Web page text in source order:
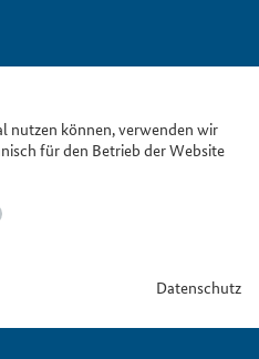
nutzen können, verwenden wir
für den Betrieb der Website
Datenschutz